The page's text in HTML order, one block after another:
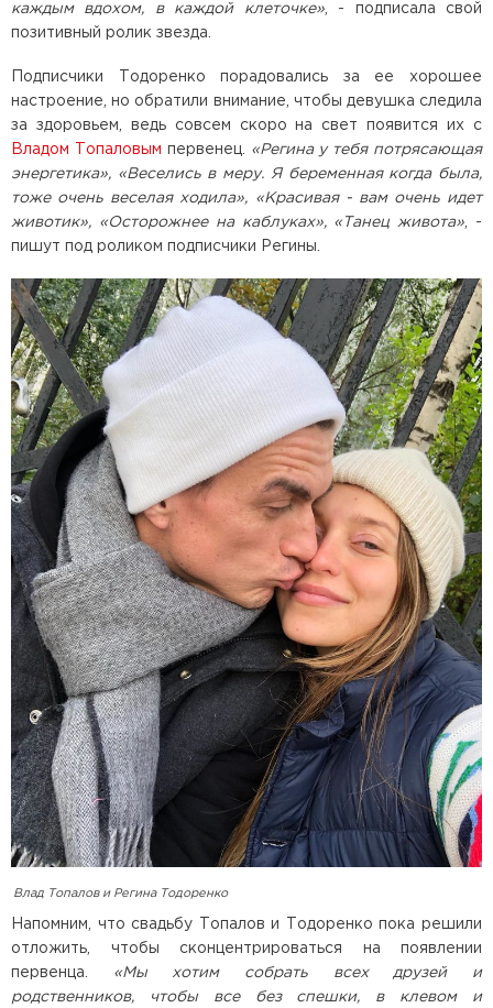
каждым вдохом, в каждой клеточке», - подписала свой
позитивный ролик звезда.
Подписчики Тодоренко порадовались за ее хорошее
настроение, но обратили внимание, чтобы девушка следила
за здоровьем, ведь совсем скоро на свет появится их с
Владом Топаловым первенец.
«Регина у тебя потрясающая
энергетика», «Веселись в меру. Я беременная когда была,
тоже очень веселая ходила», «Красивая - вам очень идет
животик», «Осторожнее на каблуках», «Танец живота» , -
пишут под роликом подписчики Регины.
Влад Топалов и Регина Тодоренко
Напомним, что свадьбу Топалов и Тодоренко пока решили
отложить, чтобы сконцентрироваться на появлении
первенца.
«Мы хотим собрать всех друзей и
родственников, чтобы все без спешки, в клевом и